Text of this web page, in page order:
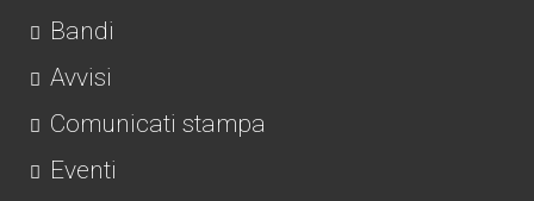
Bandi
Avvisi
Comunicati stampa
Eventi